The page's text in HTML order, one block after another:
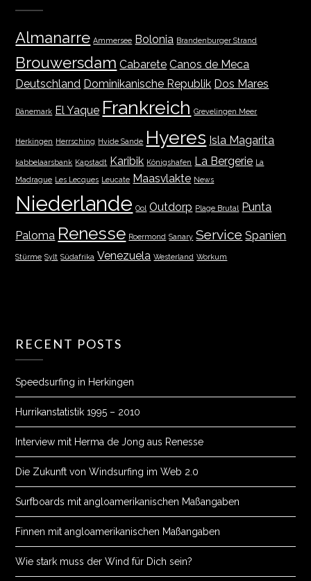
Almanarre Ammersee Bolonia Brandenburger Strand
Brouwersdam Cabarete Canos de Meca
Deutschland Dominikanische Republik Dos Mares
Dänemark El Yaque Frankreich Grevelingen Meer
Herkingen Herrsching Hvide Sande Hyeres Isla Magarita
kabbelaarsbank Kapstadt Karibik Königshafen La Bergerie La
Madrague Les Lecques Leucate Maasvlakte News
Niederlande Ool Outdorp Plage Brutal Punta
Paloma Renesse Roermond Sanary Service Spanien
Stürme Sylt Südafrika Venezuela Westerland Workum
RECENT POSTS
Speedsurfing in Herkingen
Hurrikanstatistik 1995 – 2010
Interview mit Herma de Jong aus Renesse
Die Zukunft von Windsurfing im Web 2.0
Surfboards mit angloamerikanischen Maßangaben
Finnen mit angloamerikanischen Maßangaben
Wie stark muss der Wind für Dich sein?